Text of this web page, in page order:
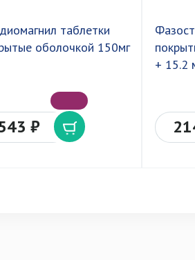
таблетки
оболочкой 150мг
₽
+ 15.2